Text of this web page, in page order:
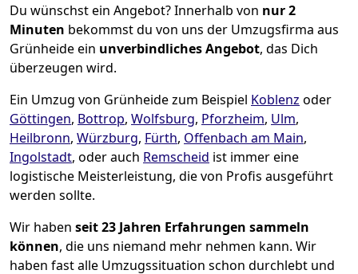
Du wünschst ein Angebot? Innerhalb von nur 2
Minuten bekommst du von uns der Umzugsfirma aus
Grünheide ein unverbindliches Angebot, das Dich
überzeugen wird.
Ein Umzug von Grünheide zum Beispiel Koblenz oder
Göttingen, Bottrop, Wolfsburg, Pforzheim, Ulm,
Heilbronn, Würzburg, Fürth, Offenbach am Main,
Ingolstadt, oder auch Remscheid ist immer eine
logistische Meisterleistung, die von Profis ausgeführt
werden sollte.
Wir haben seit23 Jahren Erfahrungen sammeln
können, die uns niemand mehr nehmen kann. Wir
haben fast alle Umzugssituation schon durchlebt und